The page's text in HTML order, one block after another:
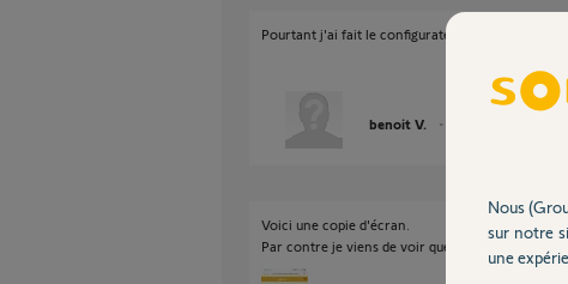
Pourtant j'ai fait le configurateur et ma chaudière
benoit V.
Voici une copie d'écran.
Par contre je viens de voir que je dois utiliser RT
Nous
sur notre
une